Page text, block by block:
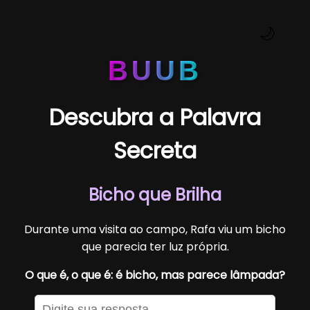
BUUB
Descubra a Palavra
Secreta
Bicho que Brilha
Durante uma visita ao campo, Rafa viu um bicho
que parecia ter luz própria.
O que é, o que é: é bicho, mas parece lâmpada?